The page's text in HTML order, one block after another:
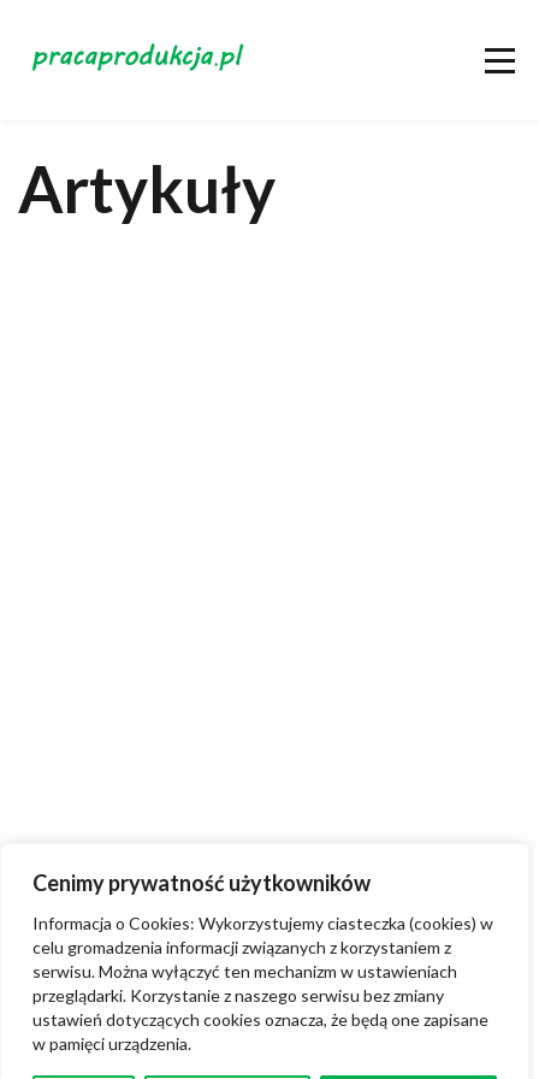
Cenimy prywatność użytkowników
Informacja o Cookies: Wykorzystujemy ciasteczka (cookies) w
celu gromadzenia informacji związanych z korzystaniem z
serwisu. Można wyłączyć ten mechanizm w ustawieniach
przeglądarki. Korzystanie z naszego serwisu bez zmiany
ustawień dotyczących cookies oznacza, że będą one zapisane
w pamięci urządzenia.
Artykuły